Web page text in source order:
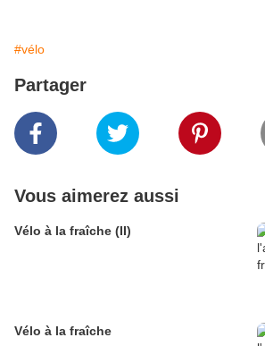
#vélo
Partager
Vous aimerez aussi
Vélo à la fraîche (II)
Vélo à la fraîche